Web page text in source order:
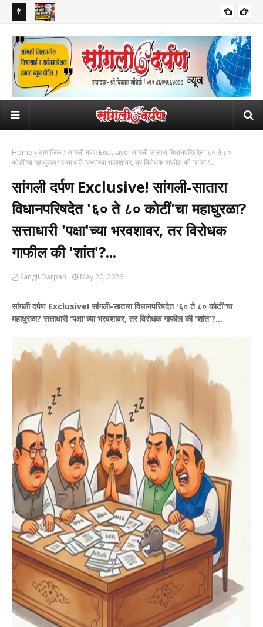
6 विद्यार्थी आणणार जेरीस...
Home सामाजिक सांगली दर्पण Exclusive! सांगली-सातारा विधानपरिषदेत '६० ते ८०
कोटीं'चा महाधुरळा? सत्ताधारी 'पक्षा'च्या भरवशावर, तर विरोधक गाफील की 'शांत'?...
सांगली दर्पण Exclusive! सांगली-सातारा
विधानपरिषदेत '६० ते ८० कोटीं'चा महाधुरळा?
सत्ताधारी 'पक्षा'च्या भरवशावर, तर विरोधक
गाफील की 'शांत'?...
Sangli Darpan May 20, 2026
सांगली दर्पण Exclusive! सांगली-सातारा विधानपरिषदेत '६० ते ८० कोटीं'चा
महाधुरळा? सत्ताधारी 'पक्षा'च्या भरवशावर, तर विरोधक गाफील की 'शांत'?...